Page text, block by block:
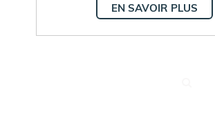
EN SAVOIR PLUS